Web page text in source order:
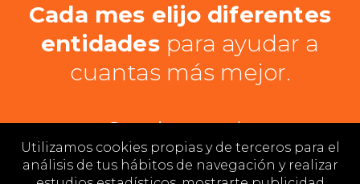
Cada mes elijo diferentes
entidades para ayudar a
cuantas más mejor.
Gracias por la
GENEROSIDAD de ROMPER
Utilizamos cookies propias y de terceros para el
análisis de tus hábitos de navegación y realizar